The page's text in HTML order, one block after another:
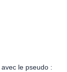
avec le pseudo :